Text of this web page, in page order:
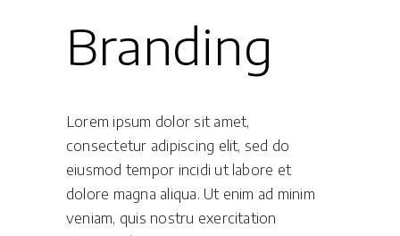
Branding
Lorem ipsum dolor sit amet,
consectetur adipiscing elit, sed do
eiusmod tempor incidi ut labore et
dolore magna aliqua. Ut enim ad minim
veniam, quis nostru exercitation